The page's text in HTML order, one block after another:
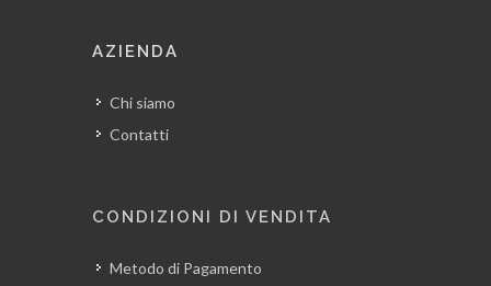
AZIENDA
Chi siamo
Contatti
CONDIZIONI DI VENDITA
Metodo di Pagamento